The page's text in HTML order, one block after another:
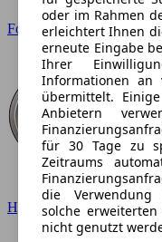
Ford
Hyundai
oder im Rahmen
erleichtert Ihnen
erneute Eingabe
Ihrer
Informationen an
übermittelt.
Anbietern
für 30 Tage zu
Zeitraums
die Verwendung
solche
nicht genutzt